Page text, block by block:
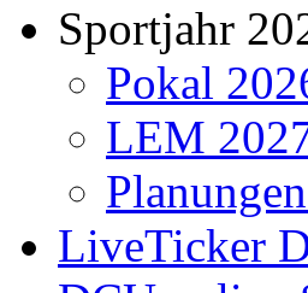
Sportjahr
Pokal
LEM
LiveTicker